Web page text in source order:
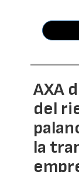
AXA
del
la